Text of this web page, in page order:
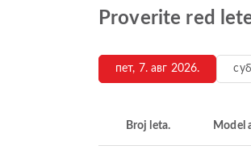
Proverite red
пет, 7. авг 2026.
Broj leta. Model